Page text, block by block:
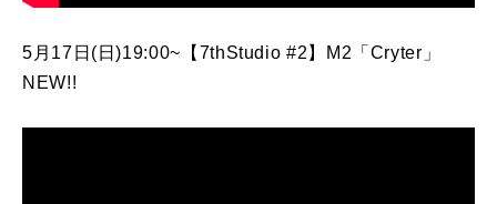
5月17日(日)19:00~【7thStudio #2】M2「Cryter」
NEW!!